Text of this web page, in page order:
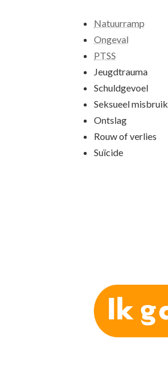
Natuurramp
Ongeval
PTSS
Jeugdtrauma
Schuldgevoel
Seksueel misbruik
Ontslag
Rouw of verlies
Suïcide